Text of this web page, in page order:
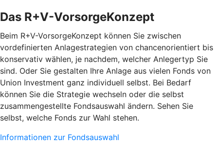
Das R+V-VorsorgeKonzept
Beim R+V-VorsorgeKonzept können Sie zwischen
vordefinierten Anlagestrategien von chancenorientiert bis
konservativ wählen, je nachdem, welcher Anlegertyp Sie
sind. Oder Sie gestalten Ihre Anlage aus vielen Fonds von
Union Investment ganz individuell selbst. Bei Bedarf
können Sie die Strategie wechseln oder die selbst
zusammengestellte Fondsauswahl ändern. Sehen Sie
selbst, welche Fonds zur Wahl stehen.
Informationen zur Fondsauswahl